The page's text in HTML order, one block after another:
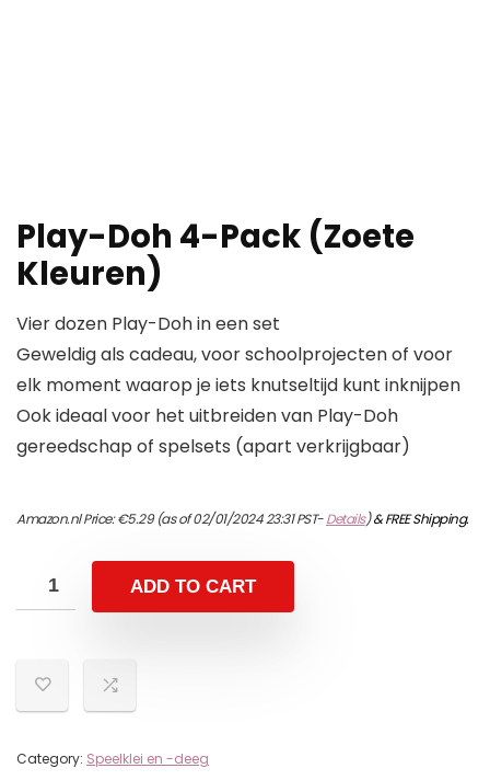
Play-Doh 4-Pack (Zoete
Kleuren)
Vier dozen Play-Doh in een set
Geweldig als cadeau, voor schoolprojecten of voor
elk moment waarop je iets knutseltijd kunt inknijpen
Ook ideaal voor het uitbreiden van Play-Doh
gereedschap of spelsets (apart verkrijgbaar)
Amazon.nl Price:€5.29(as of 02/01/2024 23:31 PST-Details)&FREE Shipping.
ADD TO CART
Category: Speelklei en -deeg